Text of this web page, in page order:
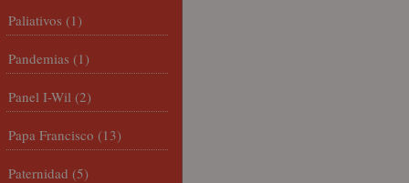
Paliativos (1)
Pandemias (1)
Panel I-Wil (2)
Papa Francisco (13)
Paternidad (5)